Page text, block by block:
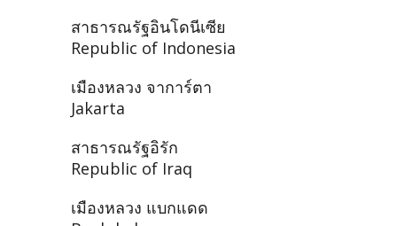
สาธารณรัฐอินโดนีเซีย
Republic of Indonesia
เมืองหลวง จาการ์ตา
Jakarta
สาธารณรัฐอิรัก
Republic of Iraq
เมืองหลวง แบกแดด